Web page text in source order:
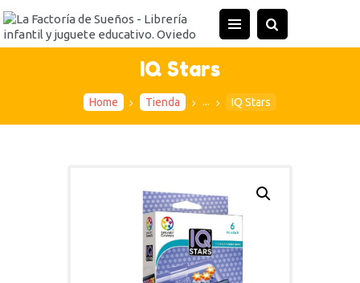
IQ Stars
Home Tienda ... IQ Stars
INICIO
ACTIVIDADES